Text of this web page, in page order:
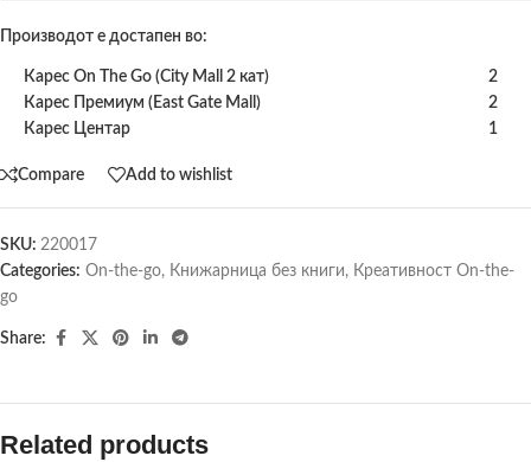
Производот е достапен во:
Карес On The Go (City Mall 2 кат)
2
Карес Премиум (East Gate Mall)
2
Карес Центар
1
Compare Add to wishlist
SKU: 220017
Categories: On-the-go, Книжарница без книги, Креативност On-the-
go
Share:
Related products